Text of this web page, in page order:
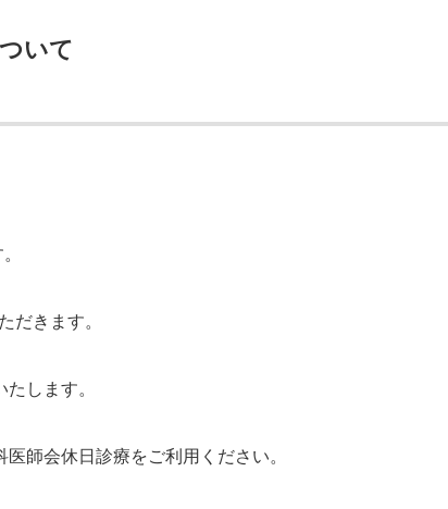
いて
だきます。
します。
師会休日診療をご利用ください。